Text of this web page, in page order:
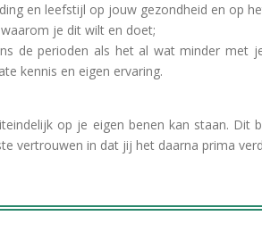
en leefstijl op jouw gezondheid en op
je dit wilt en doet;
de perioden als het al wat minder met
kennis en eigen ervaring.
op je eigen benen kan staan. Dit
vertrouwen in dat jij het daarna prima